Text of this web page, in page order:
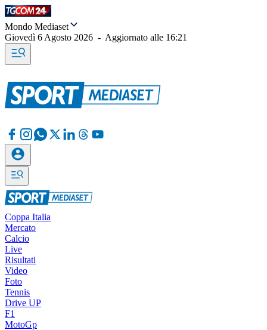
Mondo Mediaset
Giovedì 6 Agosto 2026 - Aggiornato alle 16:21
Coppa Italia
Mercato
Calcio
Live
Risultati
Video
Foto
Tennis
Drive UP
F1
MotoGp